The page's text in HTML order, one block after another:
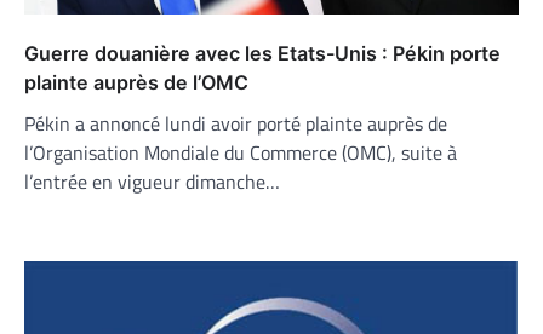
Guerre douanière avec les Etats-Unis : Pékin porte
plainte auprès de l’OMC
Pékin a annoncé lundi avoir porté plainte auprès de
l’Organisation Mondiale du Commerce (OMC), suite à
l’entrée en vigueur dimanche…